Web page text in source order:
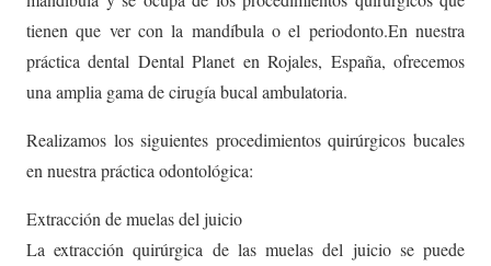
tienen que ver con la mandíbula o el periodonto.En nuestra
práctica dental Dental Planet en Rojales, España, ofrecemos
una amplia gama de cirugía bucal ambulatoria.
Realizamos los siguientes procedimientos quirúrgicos bucales
en nuestra práctica odontológica:
Extracción de muelas del juicio
La extracción quirúrgica de las muelas del juicio se puede